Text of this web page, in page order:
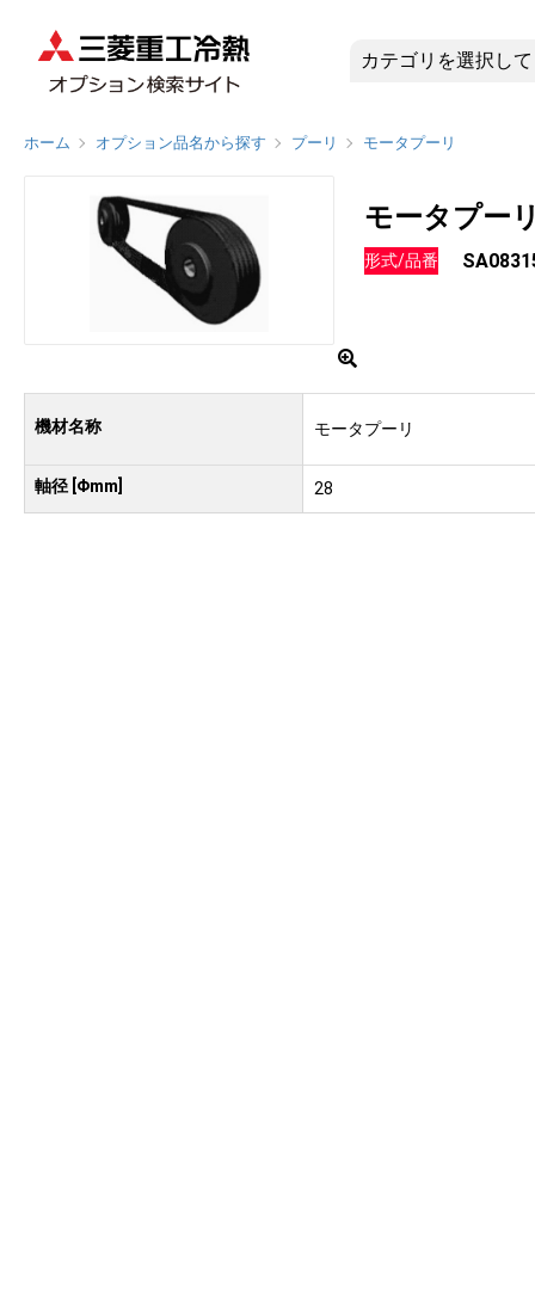
SA08315
ホーム オプション品名から探す プーリ モータプーリ
モータプー
形式/品番
機材名称 モータプーリ
軸径 [Φmm] 28